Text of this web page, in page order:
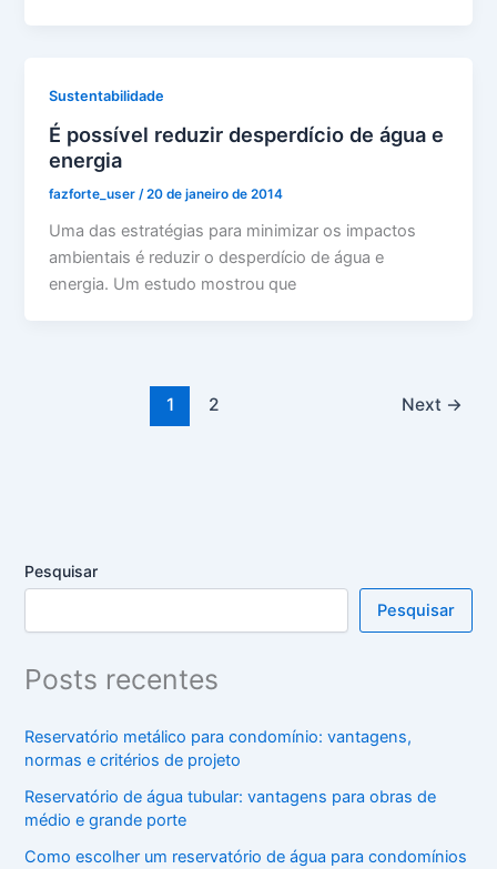
Sustentabilidade
É possível reduzir desperdício de água e
energia
fazforte_user /20 de janeiro de 2014
Uma das estratégias para minimizar os impactos
ambientais é reduzir o desperdício de água e
energia. Um estudo mostrou que
1 2 Next →
Pesquisar
Pesquisar
Posts recentes
Reservatório metálico para condomínio: vantagens,
normas e critérios de projeto
Reservatório de água tubular: vantagens para obras de
médio e grande porte
Como escolher um reservatório de água para condomínios